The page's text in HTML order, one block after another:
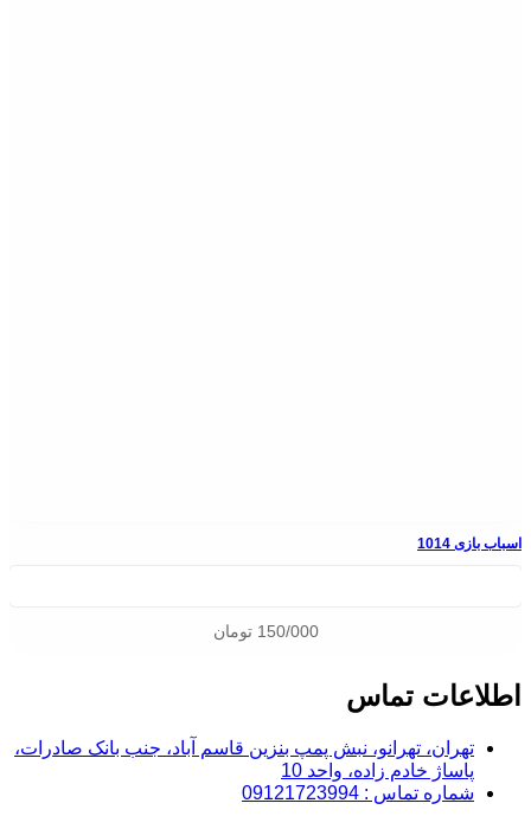
اسباب بازی 1014
150/000 تومان
اطلاعات تماس
تهران، تهرانو، نبش پمپ بنزین قاسم آباد، جنب بانک صادرات،
پاساژ خادم زاده، واحد 10
شماره تماس : 09121723994